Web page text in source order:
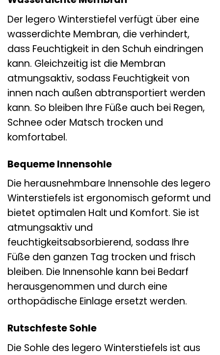
Der legero Winterstiefel verfügt über eine
wasserdichte Membran, die verhindert,
dass Feuchtigkeit in den Schuh eindringen
kann. Gleichzeitig ist die Membran
atmungsaktiv, sodass Feuchtigkeit von
innen nach außen abtransportiert werden
kann. So bleiben Ihre Füße auch bei Regen,
Schnee oder Matsch trocken und
komfortabel.
Bequeme Innensohle
Die herausnehmbare Innensohle des legero
Winterstiefels ist ergonomisch geformt und
bietet optimalen Halt und Komfort. Sie ist
atmungsaktiv und
feuchtigkeitsabsorbierend, sodass Ihre
Füße den ganzen Tag trocken und frisch
bleiben. Die Innensohle kann bei Bedarf
herausgenommen und durch eine
orthopädische Einlage ersetzt werden.
Rutschfeste Sohle
Die Sohle des legero Winterstiefels ist aus